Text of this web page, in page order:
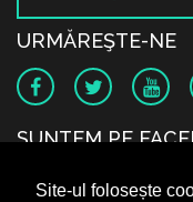
Site-ul folosește
URMĂREŞTE-NE
SUNTEM PE